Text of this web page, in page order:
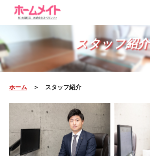
スタッフ紹介
ホーム＞ スタッフ紹介